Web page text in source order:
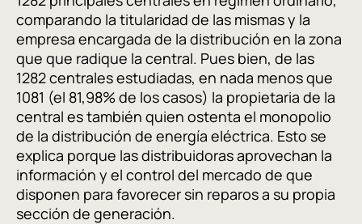
comparando la titularidad de las mismas y la
empresa encargada de la distribución en la zona
que que radique la central. Pues bien, de las
1282 centrales estudiadas, en nada menos que
1081 (el 81,98% de los casos) la propietaria de la
central es también quien ostenta el monopolio
de la distribución de energía eléctrica. Esto se
explica porque las distribuidoras aprovechan la
información y el control del mercado de que
disponen para favorecer sin reparos a su propia
sección de generación.